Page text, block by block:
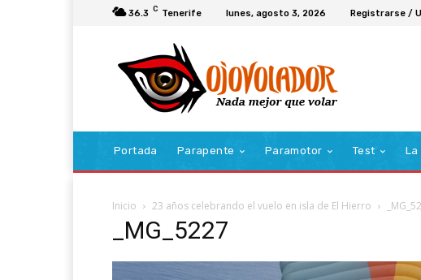
36.3 C Tenerife lunes, agosto 3, 2026 Registrarse /
Portada Parapente Paramotor Test La
Inicio 23 años celebrando el vuelo en isla de El Hierro
_MG_5227